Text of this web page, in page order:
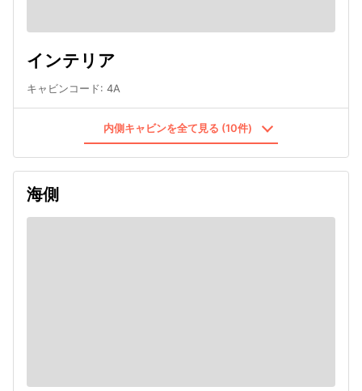
インテリア
キャビンコード: 4A
内側キャビンを全て見る (10件)
海側